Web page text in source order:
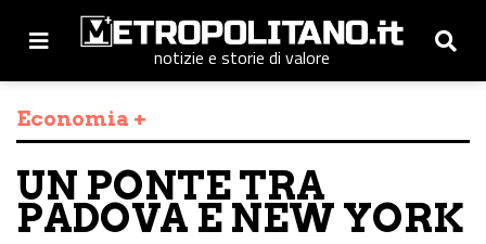
notizie e storie di valore
Economia +
UN PONTE TRA
PADOVA E NEW YORK